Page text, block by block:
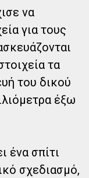
να
για τους
τα
του δικού
έξω
ένα σπίτι
σχεδιασμό,